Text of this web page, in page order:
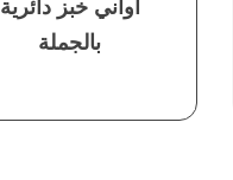
أواني خبز دائرية
بالجملة